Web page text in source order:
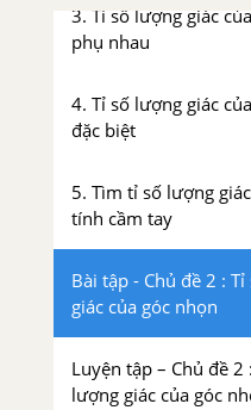
3. Tỉ số lượng giác
phụ nhau
4. Tỉ số lượng giác
đặc biệt
5. Tìm tỉ số lượng
tính cầm tay
Bài tập - Chủ đề 2 :
giác của góc nhọn
Luyện tập – Chủ đề 2
lượng giác của góc